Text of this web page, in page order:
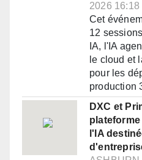
2026 16:18
Cet
12
IA, l'IA
le cloud et
pour les
production
DXC et
l'IA